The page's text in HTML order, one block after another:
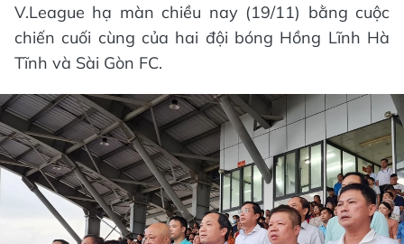
V.League hạ màn chiều nay (19/11) bằng cuộc
chiến cuối cùng của hai đội bóng Hồng Lĩnh Hà
Tĩnh và Sài Gòn FC.